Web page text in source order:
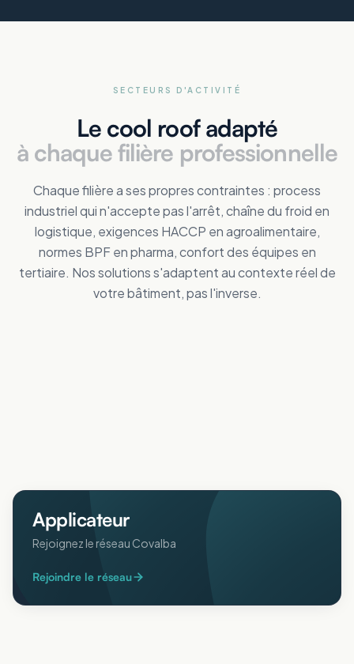
SECTEURS D'ACTIVITÉ
Le cool roof adapté
à chaque filière professionnelle
Chaque filière a ses propres contraintes : process
industriel qui n'accepte pas l'arrêt, chaîne du froid en
logistique, exigences HACCP en agroalimentaire,
normes BPF en pharma, confort des équipes en
tertiaire. Nos solutions s'adaptent au contexte réel de
votre bâtiment, pas l'inverse.
Tertiaire
Applicateur
Rejoignez le réseau Covalba
Rejoindre le réseau